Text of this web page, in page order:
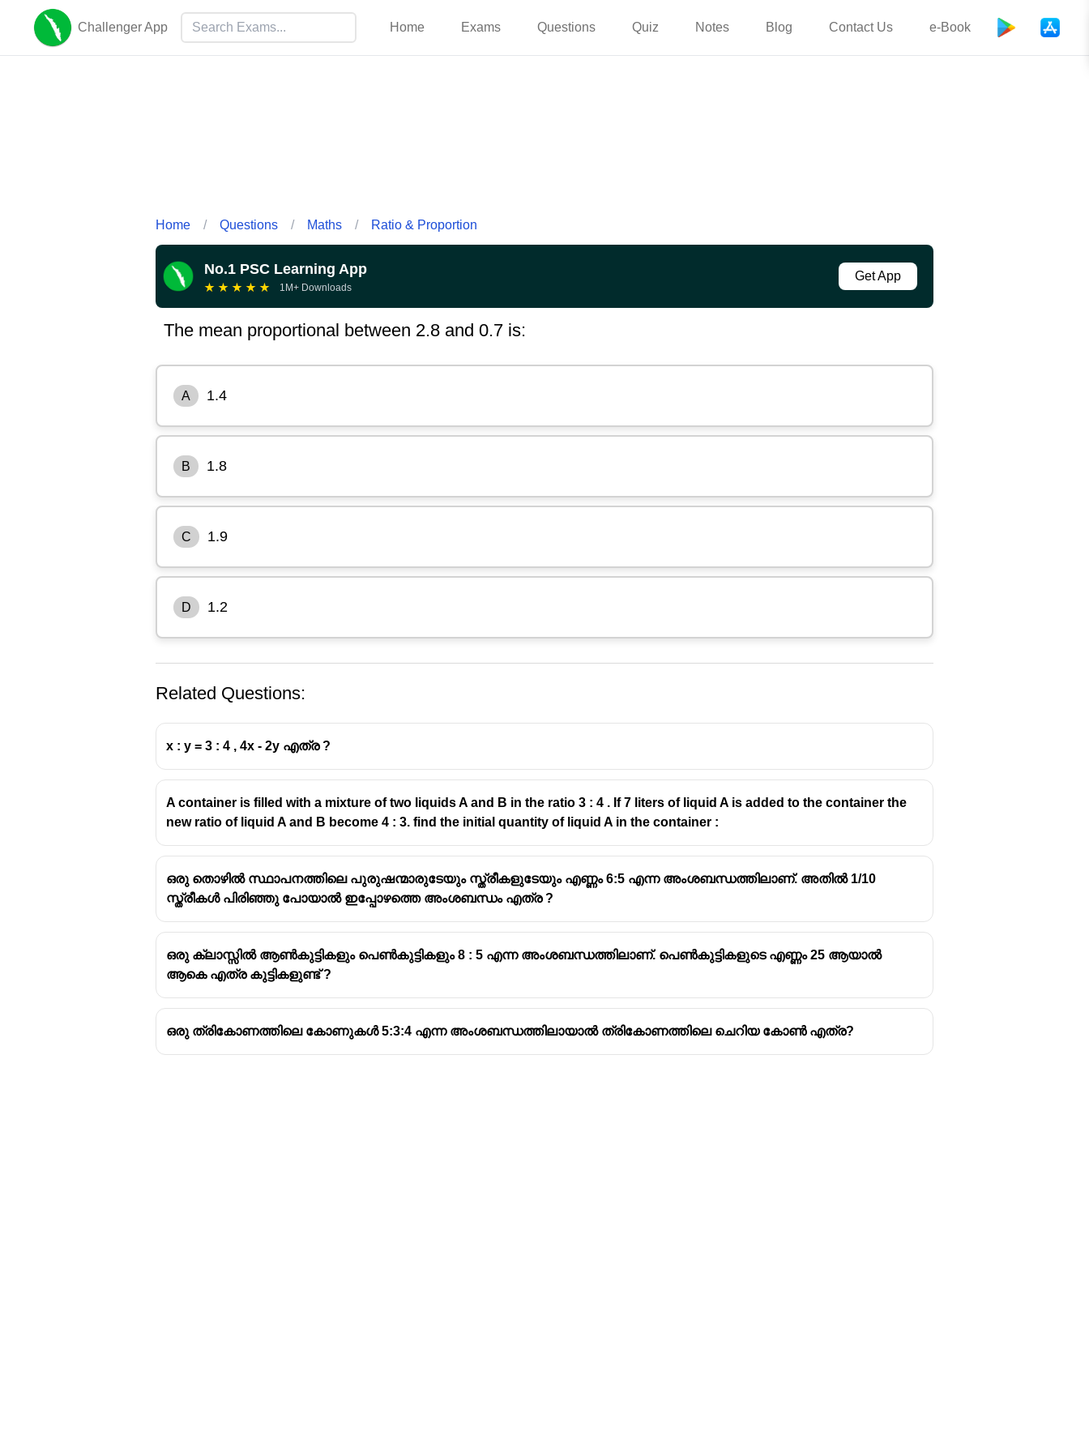
Challenger App Home Exams Questions Quiz Notes Blog Contact Us e-Book
Home / Questions / Maths / Ratio & Proportion
No.1 PSC Learning App
★ ★ ★ ★ ★ 1M+ Downloads
Get App
The mean proportional between 2.8 and 0.7 is:
A 1.4
B 1.8
C 1.9
D 1.2
between two numbers (a) and (b) is:
\sqrt{ab}
Given:
a =
2.8,\quad
b = 0.7
a = 2.8, b = 0.7
Calculation:
\sqrt{2.8
\times 0.7}
=
\sqrt{1.96}
2.8×0.7 = 1.96 = 1.4
Related Questions:
x : y = 3 : 4 , 4x - 2y എത്ര ?
A container is filled with a mixture of two liquids A and B in the ratio 3 : 4 . If 7 liters of liquid A is added to the container the
new ratio of liquid A and B become 4 : 3. find the initial quantity of liquid A in the container :
ഒരു തൊഴിൽ സ്ഥാപനത്തിലെ പുരുഷന്മാരുടേയും സ്ത്രീകളുടേയും എണ്ണം 6:5 എന്ന അംശബന്ധത്തിലാണ്. അതിൽ 1/10
സ്ത്രീകൾ പിരിഞ്ഞു പോയാൽ ഇപ്പോഴത്തെ അംശബന്ധം എത്ര ?
ഒരു ക്ലാസ്സിൽ ആൺകുട്ടികളും പെൺകുട്ടികളും 8 : 5 എന്ന അംശബന്ധത്തിലാണ്. പെൺകുട്ടികളുടെ എണ്ണം 25 ആയാൽ
ആകെ എത്ര കുട്ടികളുണ്ട് ?
ഒരു ത്രികോണത്തിലെ കോണുകൾ 5:3:4 എന്ന അംശബന്ധത്തിലായാൽ ത്രികോണത്തിലെ ചെറിയ കോൺ എത്ര?